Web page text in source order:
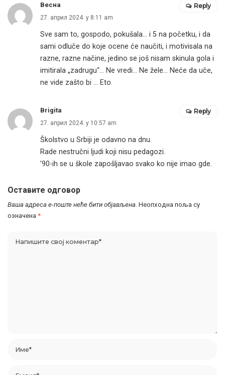
Весна
27. април 2024. у 8:11 am
Sve sam to, gospodo, pokušala… i 5 na početku, i da
sami odluče do koje ocene će naučiti, i motivisala na
razne, razne načine, jedino se još nisam skinula gola i
imitirala „zadrugu“… Ne vredi… Ne žele… Neće da uče,
ne vide zašto bi … Eto.
Reply
Brigita
27. април 2024. у 10:57 am
Školstvo u Srbiji je odavno na dnu.
Rade nestručni ljudi koji nisu pedagozi.
’90-ih se u škole zapošljavao svako ko nije imao gde.
Reply
Оставите одговор
Ваша адреса е-поште неће бити објављена. Неопходна поља су
означена *